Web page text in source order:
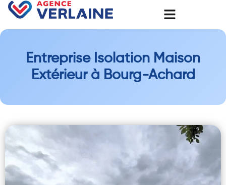
Entreprise Isolation Maison
Extérieur à Bourg-Achard